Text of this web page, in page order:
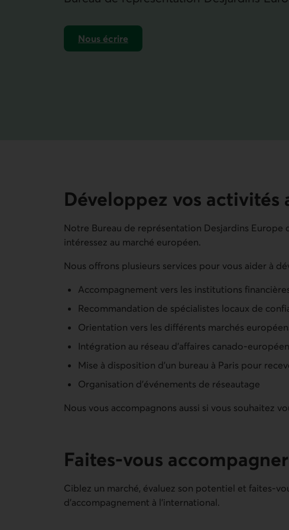
Nous écrire
Développez vos
Notre Bureau de représentation Desjardins Europe
intéressez au marché européen.
Nous offrons plusieurs services pour vous aider à
Accompagnement vers les institutions
Recommandation de spécialistes locaux de
Orientation vers les différents marchés
Intégration au réseau d’affaires canado-européen
Mise à disposition d’un bureau à Paris pour
Organisation d’événements de réseautage
Nous vous accompagnons aussi si vous souhaitez
Faites-vous
Ciblez un marché, évaluez son potentiel et faites-
d’accompagnement à l’international.